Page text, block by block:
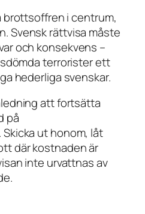
brottsoffren i centrum,
Svensk rättvisa måste
och konsekvens –
terrorister ett
hederliga svenskar.
att fortsätta
på
ut honom, låt
där kostnaden är
inte urvattnas av